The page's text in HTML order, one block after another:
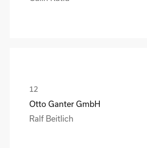
Otto Ganter GmbH
Ralf Beitlich